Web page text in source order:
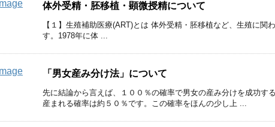
体外受精・胚移植・顕微授精について
【１】生殖補助医療(ART)とは 体外受精・胚移植など、生殖に
す。1978年に体 ...
「男女産み分け法」について
先に結論から言えば、１００％の確率で男女の産み分けを成功
産まれる確率は約５０％です。この確率をほんの少し上 ...